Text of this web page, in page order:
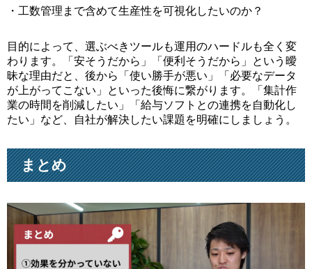
・工数管理まで含めて生産性を可視化したいのか？
目的によって、選ぶべきツールも運用のハードルも全く変
わります。「安そうだから」「便利そうだから」という曖
昧な理由だと、後から「使い勝手が悪い」「必要なデータ
が上がってこない」といった後悔に繋がります。「集計作
業の時間を削減したい」「給与ソフトとの連携を自動化し
たい」など、自社が解決したい課題を明確にしましょう。
まとめ